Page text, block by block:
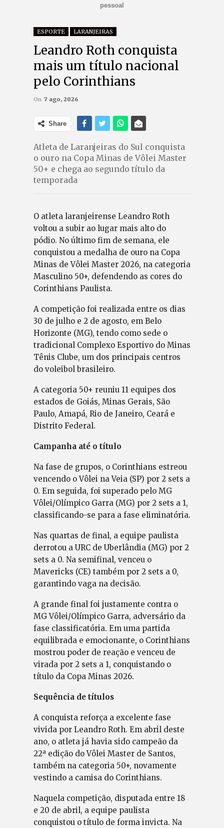
pessoal
ESPORTE LARANJEIRAS
Leandro Roth conquista
mais um título nacional
pelo Corinthians
On 7 ago, 2026
Share
Atleta de Laranjeiras do Sul conquista
o ouro na Copa Minas de Vôlei Master
50+ e chega ao segundo título da
temporada
O atleta laranjeirense Leandro Roth
voltou a subir ao lugar mais alto do
pódio. No último fim de semana, ele
conquistou a medalha de ouro na Copa
Minas de Vôlei Master 2026, na categoria
Masculino 50+, defendendo as cores do
Corinthians Paulista.
A competição foi realizada entre os dias
30 de julho e 2 de agosto, em Belo
Horizonte (MG), tendo como sede o
tradicional Complexo Esportivo do Minas
Tênis Clube, um dos principais centros
do voleibol brasileiro.
A categoria 50+ reuniu 11 equipes dos
estados de Goiás, Minas Gerais, São
Paulo, Amapá, Rio de Janeiro, Ceará e
Distrito Federal.
Campanha até o título
Na fase de grupos, o Corinthians estreou
vencendo o Vôlei na Veia (SP) por 2 sets a
0. Em seguida, foi superado pelo MG
Vôlei/Olímpico Garra (MG) por 2 sets a 1,
classificando-se para a fase eliminatória.
Nas quartas de final, a equipe paulista
derrotou a URC de Uberlândia (MG) por 2
sets a 0. Na semifinal, venceu o
Mavericks (CE) também por 2 sets a 0,
garantindo vaga na decisão.
A grande final foi justamente contra o
MG Vôlei/Olímpico Garra, adversário da
fase classificatória. Em uma partida
equilibrada e emocionante, o Corinthians
mostrou poder de reação e venceu de
virada por 2 sets a 1, conquistando o
título da Copa Minas 2026.
Sequência de títulos
A conquista reforça a excelente fase
vivida por Leandro Roth. Em abril deste
ano, o atleta já havia sido campeão da
22ª edição do Vôlei Master de Santos,
também na categoria 50+, novamente
vestindo a camisa do Corinthians.
Naquela competição, disputada entre 18
e 20 de abril, a equipe paulista
conquistou o título de forma invicta. Na